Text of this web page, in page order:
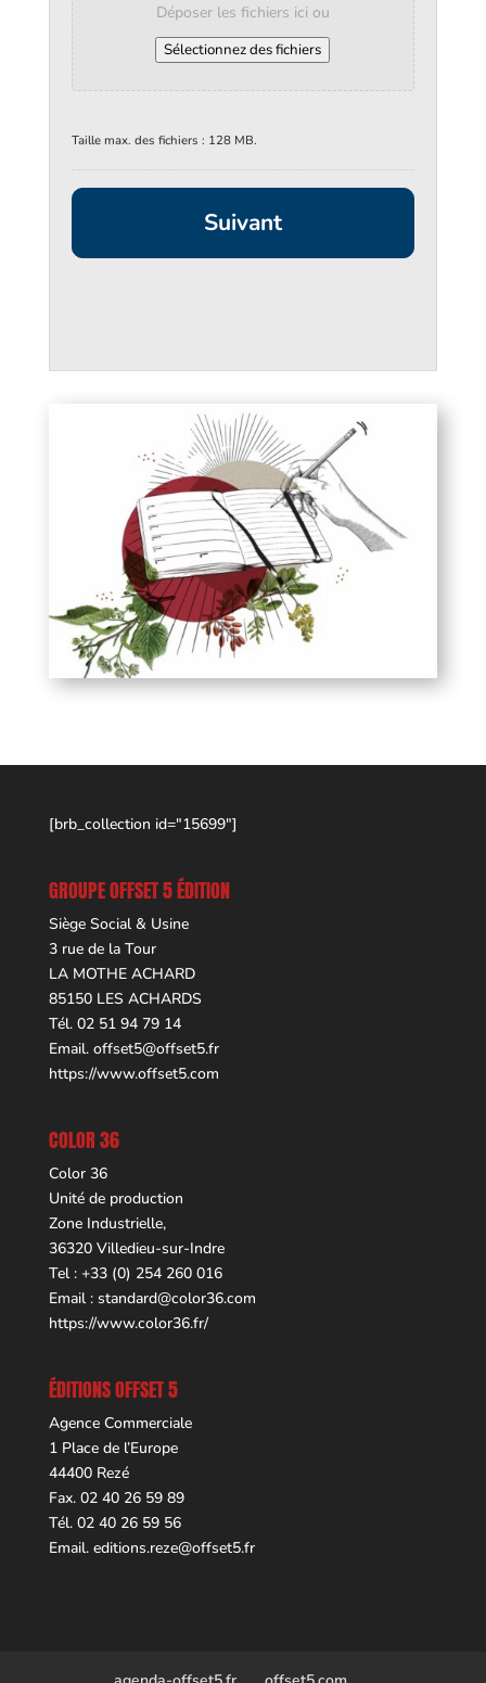
Déposer les fichiers ici ou
Sélectionnez des fichiers
Taille max. des fichiers : 128 MB.
[brb_collection id="15699"]
GROUPE OFFSET 5 ÉDITION
Siège Social & Usine
3 rue de la Tour
LA MOTHE ACHARD
85150 LES ACHARDS
Tél. 02 51 94 79 14
Email. offset5@offset5.fr
https://www.offset5.com
COLOR 36
Color 36
Unité de production
Zone Industrielle,
36320 Villedieu-sur-Indre
Tel : +33 (0) 254 260 016
Email : standard@color36.com
https://www.color36.fr/
ÉDITIONS OFFSET 5
Agence Commerciale
1 Place de l’Europe
44400 Rezé
Fax. 02 40 26 59 89
Tél. 02 40 26 59 56
Email. editions.reze@offset5.fr